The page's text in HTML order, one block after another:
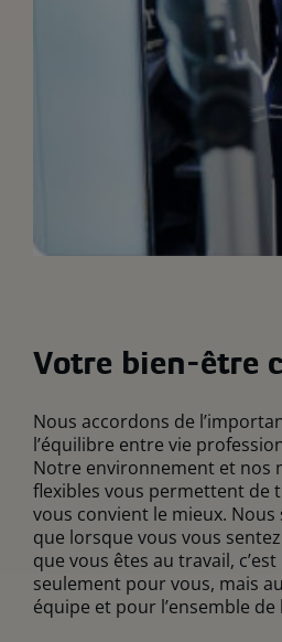
Votre bien-être
Nous accordons de
l’équilibre entre vie
Notre environnement et nos
flexibles vous permettent de
vous convient le mieux.
que lorsque vous vous
que vous êtes au travail,
seulement pour vous, mais
équipe et pour l’ensemble de